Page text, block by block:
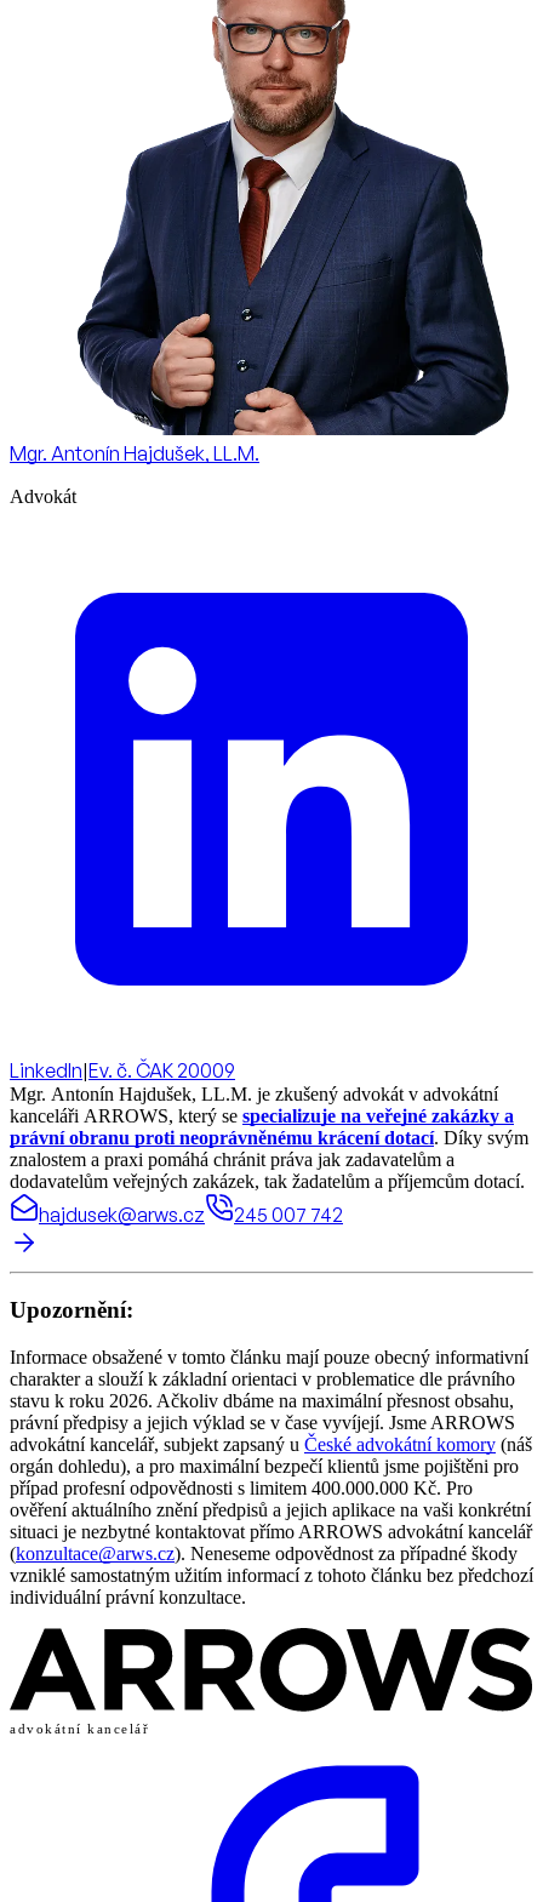
Mgr. Antonín Hajdušek, LL.M.
Advokát
LinkedIn|Ev. č. ČAK 20009
Mgr. Antonín Hajdušek, LL.M. je zkušený advokát v advokátní
kanceláři ARROWS, který se specializuje na veřejné zakázky a
právní obranu proti neoprávněnému krácení dotací. Díky svým
znalostem a praxi pomáhá chránit práva jak zadavatelům a
dodavatelům veřejných zakázek, tak žadatelům a příjemcům dotací.
hajdusek@arws.cz 245 007 742
Upozornění:
Informace obsažené v tomto článku mají pouze obecný informativní
charakter a slouží k základní orientaci v problematice dle právního
stavu k roku 2026. Ačkoliv dbáme na maximální přesnost obsahu,
právní předpisy a jejich výklad se v čase vyvíjejí. Jsme ARROWS
advokátní kancelář, subjekt zapsaný u České advokátní komory (náš
orgán dohledu), a pro maximální bezpečí klientů jsme pojištěni pro
případ profesní odpovědnosti s limitem 400.000.000 Kč. Pro
ověření aktuálního znění předpisů a jejich aplikace na vaši konkrétní
situaci je nezbytné kontaktovat přímo ARROWS advokátní kancelář
(konzultace@arws.cz). Neneseme odpovědnost za případné škody
vzniklé samostatným užitím informací z tohoto článku bez předchozí
individuální právní konzultace.
advokátní kancelář